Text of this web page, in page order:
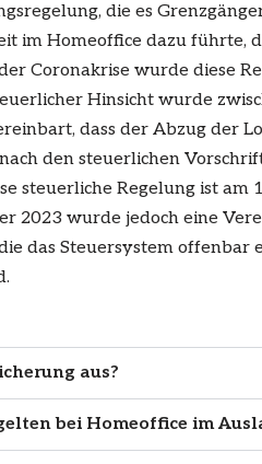
die es
im Homeoffice dazu führte,
Coronakrise wurde diese
Hinsicht wurde
dass der Abzug der
den steuerlichen
steuerliche Regelung ist am
2023 wurde jedoch eine
das Steuersystem offenbar
aus?
bei Homeoffice im